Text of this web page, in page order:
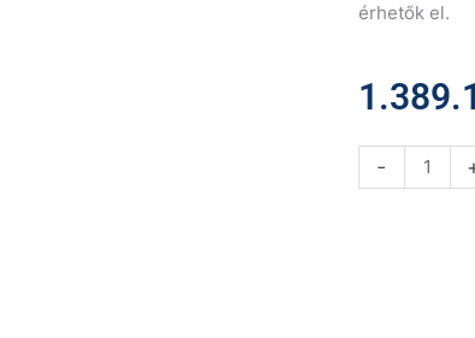
érhetők el.
-
Q90SFT/